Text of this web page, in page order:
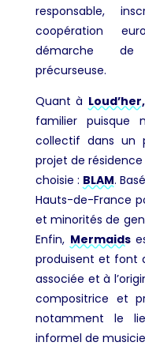
responsable,
coopération
démarche de
précurseuse.
Quant à Loud’her,
familier puisque
collectif dans un
projet de
choisie : BLAM.
Hauts-de-France
et minorités de
Enfin, Mermaids
produisent et font
associée et à
compositrice et
notamment le
informel de